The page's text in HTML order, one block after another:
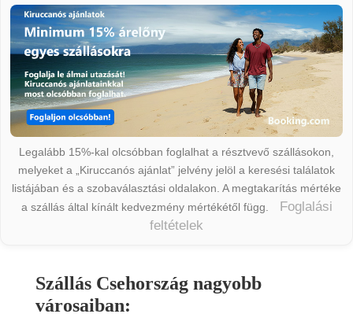
Legalább 15%-kal olcsóbban foglalhat a résztvevő szállásokon,
melyeket a „Kiruccanós ajánlat” jelvény jelöl a keresési találatok
listájában és a szobaválasztási oldalakon. A megtakarítás mértéke
a szállás által kínált kedvezmény mértékétől függ.
Foglalási
feltételek
Szállás Csehország nagyobb
városaiban: